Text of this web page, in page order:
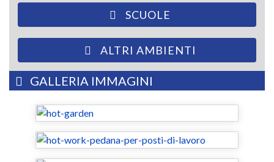
SCUOLE
ALTRI AMBIENTI
GALLERIA IMMAGINI